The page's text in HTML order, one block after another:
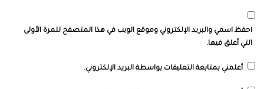
احفظ اسمي والبريد الإلكتروني وموقع الويب في هذا المتصفح للمرة الأولى
التي أعلق فيها.
أعلمني بمتابعة التعليقات بواسطة البريد الإلكتروني.